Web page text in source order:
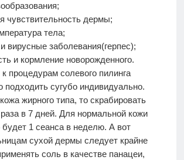
чувствительность дермы;
тела;
вирусные заболевания(герпес);
и кормление новорожденного.
к процедурам солевого пилинга
подходить сугубо индивидуально.
жирного типа, то скрабировать
в 7 дней. Для нормальной кожи
будет 1 сеанса в неделю. А вот
сухой дермы следует крайне
соль в качестве панацеи,